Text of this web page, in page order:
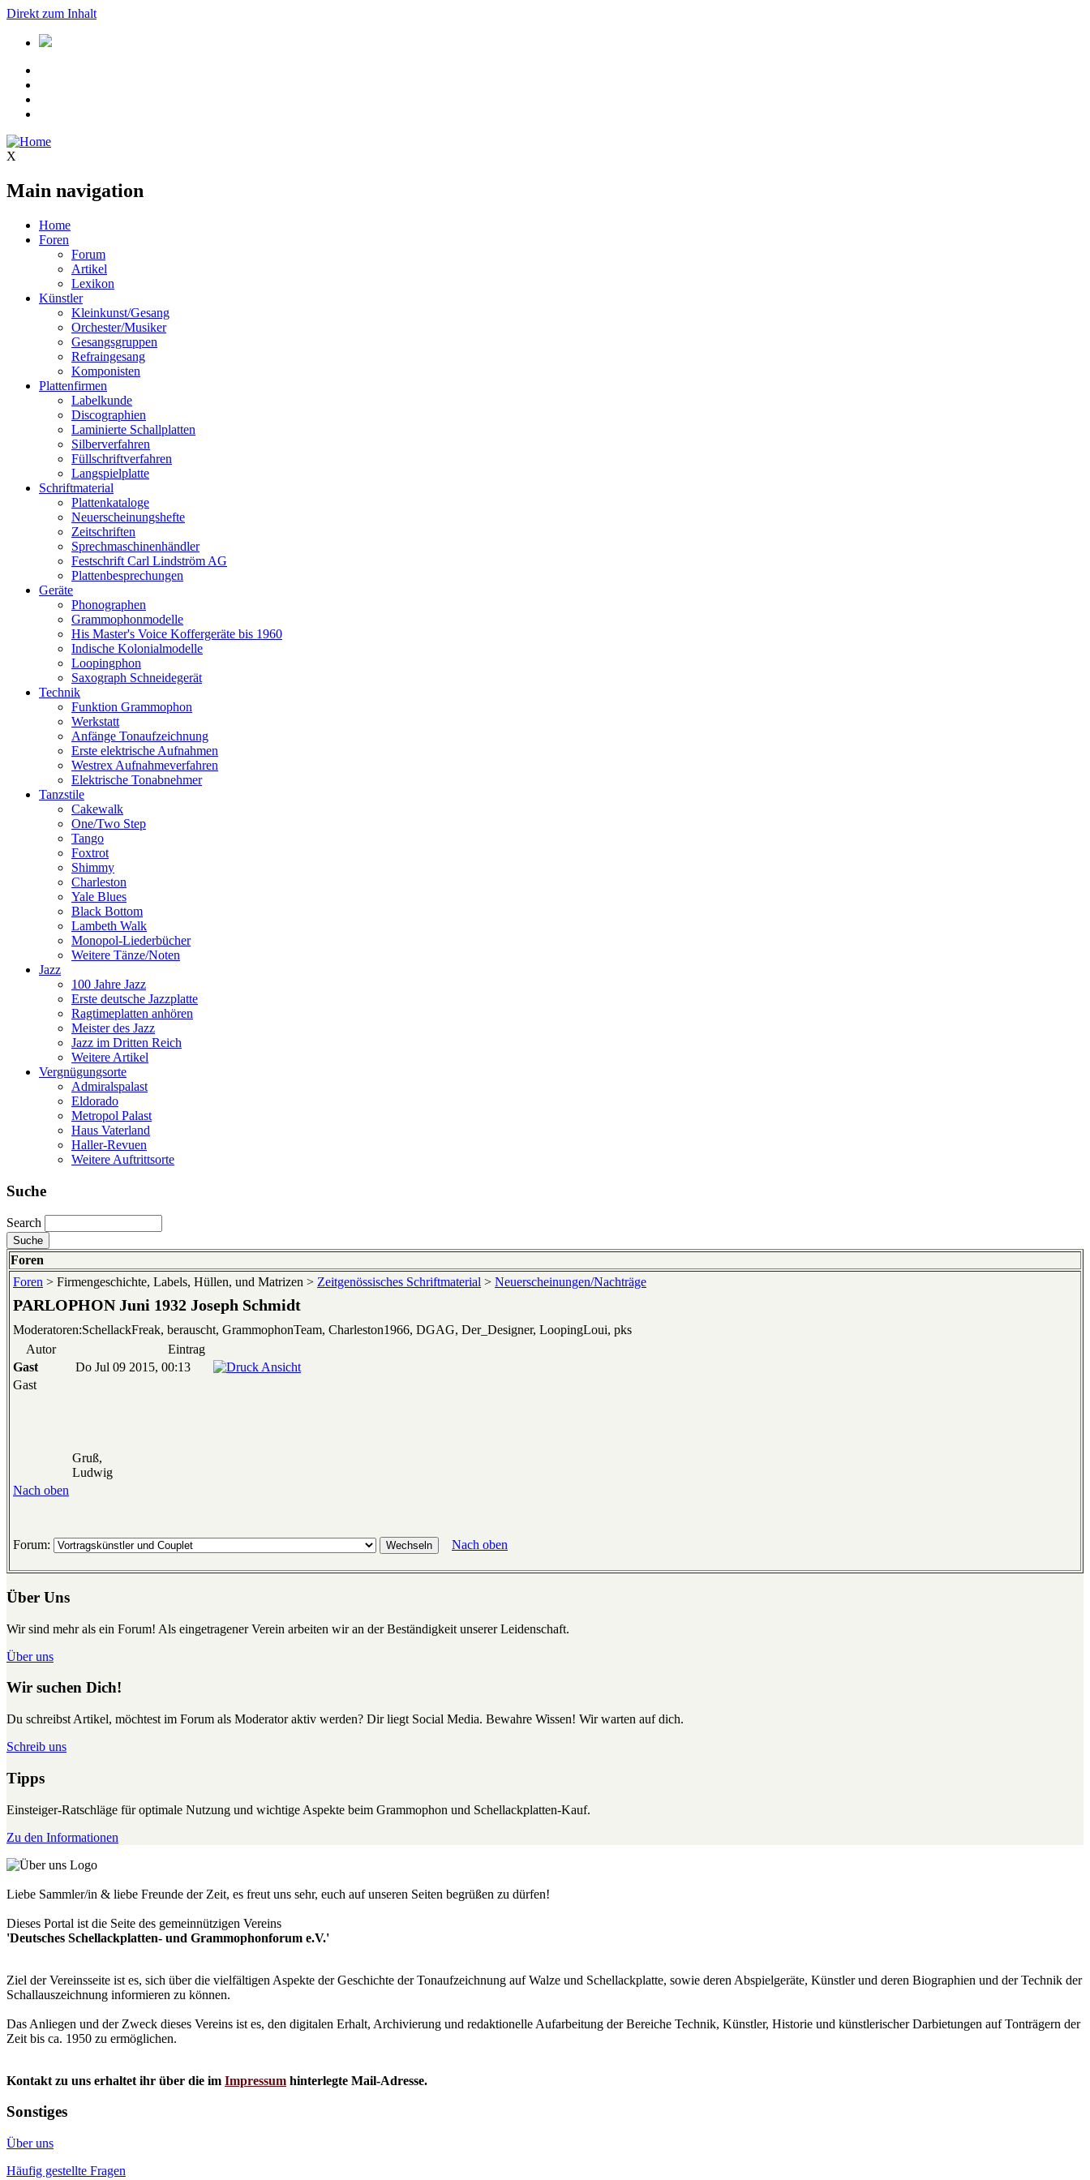
Direkt zum Inhalt
X
Main navigation
Home
Foren
Forum
Artikel
Lexikon
Künstler
Kleinkunst/Gesang
Orchester/Musiker
Gesangsgruppen
Refraingesang
Komponisten
Plattenfirmen
Labelkunde
Discographien
Laminierte Schallplatten
Silberverfahren
Füllschriftverfahren
Langspielplatte
Schriftmaterial
Plattenkataloge
Neuerscheinungshefte
Zeitschriften
Sprechmaschinenhändler
Festschrift Carl Lindström AG
Plattenbesprechungen
Geräte
Phonographen
Grammophonmodelle
His Master's Voice Koffergeräte bis 1960
Indische Kolonialmodelle
Loopingphon
Saxograph Schneidegerät
Technik
Funktion Grammophon
Werkstatt
Anfänge Tonaufzeichnung
Erste elektrische Aufnahmen
Westrex Aufnahmeverfahren
Elektrische Tonabnehmer
Tanzstile
Cakewalk
One/Two Step
Tango
Foxtrot
Shimmy
Charleston
Yale Blues
Black Bottom
Lambeth Walk
Monopol-Liederbücher
Weitere Tänze/Noten
Jazz
100 Jahre Jazz
Erste deutsche Jazzplatte
Ragtimeplatten anhören
Meister des Jazz
Jazz im Dritten Reich
Weitere Artikel
Vergnügungsorte
Admiralspalast
Eldorado
Metropol Palast
Haus Vaterland
Haller-Revuen
Weitere Auftrittsorte
Suche
Search
Foren
Foren > Firmengeschichte, Labels, Hüllen, und Matrizen > Zeitgenössisches Schriftmaterial > Neuerscheinungen/Nachträge
PARLOPHON Juni 1932 Joseph Schmidt
Moderatoren:SchellackFreak, berauscht, GrammophonTeam, Charleston1966, DGAG, Der_Designer, LoopingLoui, pks
Autor
Eintrag
Gast
Do Jul 09 2015, 00:13
Gast
Gruß,
Ludwig
Nach oben
Forum: Nach oben
Über Uns
Wir sind mehr als ein Forum! Als eingetragener Verein arbeiten wir an der Beständigkeit unserer Leidenschaft.
Über uns
Wir suchen Dich!
Du schreibst Artikel, möchtest im Forum als Moderator aktiv werden? Dir liegt Social Media. Bewahre Wissen! Wir warten auf dich.
Schreib uns
Tipps
Einsteiger-Ratschläge für optimale Nutzung und wichtige Aspekte beim Grammophon und Schellackplatten-Kauf.
Zu den Informationen
Liebe Sammler/in & liebe Freunde der Zeit, es freut uns sehr, euch auf unseren Seiten begrüßen zu dürfen!
Dieses Portal ist die Seite des gemeinnützigen Vereins
'Deutsches Schellackplatten- und Grammophonforum e.V.'
Ziel der Vereinsseite ist es, sich über die vielfältigen Aspekte der Geschichte der Tonaufzeichnung auf Walze und Schellackplatte, sowie deren Abspielgeräte, Künstler und deren Biographien und der Technik der
Schallauszeichnung informieren zu können.
Das Anliegen und der Zweck dieses Vereins ist es, den digitalen Erhalt, Archivierung und redaktionelle Aufarbeitung der Bereiche Technik, Künstler, Historie und künstlerischer Darbietungen auf Tonträgern der
Zeit bis ca. 1950 zu ermöglichen.
Kontakt zu uns erhaltet ihr über die im Impressum hinterlegte Mail-Adresse.
Sonstiges
Über uns
Häufig gestellte Fragen